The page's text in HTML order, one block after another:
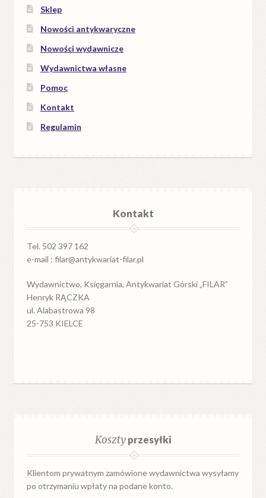
Sklep
Nowości antykwaryczne
Nowości wydawnicze
Wydawnictwa własne
Pomoc
Kontakt
Regulamin
Kontakt
Tel. 502 397 162
e-mail : filar@antykwariat-filar.pl
Wydawnictwo, Księgarnia, Antykwariat Górski „FILAR”
Henryk RĄCZKA
ul. Alabastrowa 98
25-753 KIELCE
Kosztyprzesyłki
Klientom prywatnym zamówione wydawnictwa wysyłamy
po otrzymaniu wpłaty na podane konto.